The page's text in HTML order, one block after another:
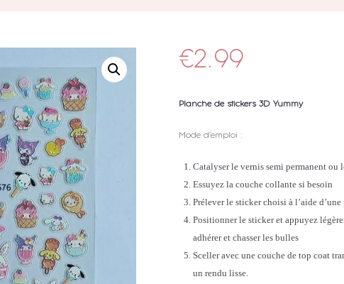
MODÈLE
€2.99
Planche de stickers 3D Yummy
Mode d’emploi :
Catalyser le vernis semi permanent ou
Essuyez la couche collante si besoin
Prélever le sticker choisi à l’aide
Positionner le sticker et appuyez
adhérer et chasser les bulles
Sceller avec une couche de top coat
un rendu lisse.